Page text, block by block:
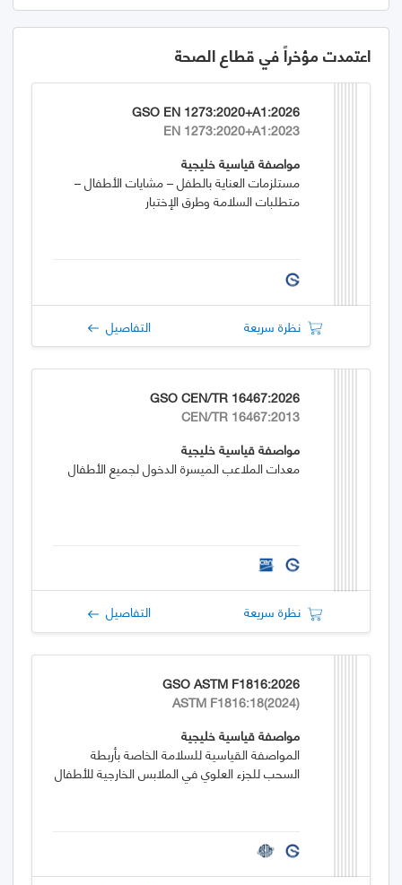
اعتمدت مؤخراً في قطاع الصحة
GSO EN 1273:2020+A1:2026
EN 1273:2020+A1:2023
مواصفة قياسية خليجية
مستلزمات العناية بالطفل – مشايات الأطفال –
متطلبات السلامة وطرق الإختبار
نظرة سريعة التفاصيل
GSO CEN/TR 16467:2026
CEN/TR 16467:2013
مواصفة قياسية خليجية
معدات الملاعب الميسرة الدخول لجميع الأطفال
نظرة سريعة التفاصيل
GSO ASTM F1816:2026
ASTM F1816:18(2024)
مواصفة قياسية خليجية
المواصفة القياسية للسلامة الخاصة بأربطة
السحب للجزء العلوي في الملابس الخارجية للأطفال